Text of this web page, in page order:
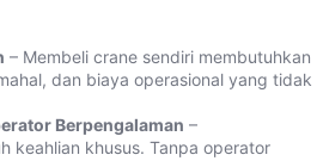
– Membeli crane sendiri membutuhkan
dan biaya operasional yang tidak
Berpengalaman –
keahlian khusus. Tanpa operator